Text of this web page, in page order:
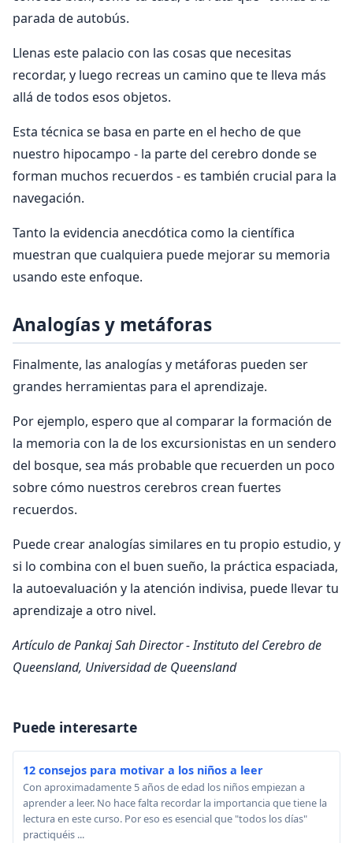
parada de autobús.
Llenas este palacio con las cosas que necesitas
recordar, y luego recreas un camino que te lleva más
allá de todos esos objetos.
Esta técnica se basa en parte en el hecho de que
nuestro hipocampo - la parte del cerebro donde se
forman muchos recuerdos - es también crucial para la
navegación.
Tanto la evidencia anecdótica como la científica
muestran que cualquiera puede mejorar su memoria
usando este enfoque.
Analogías y metáforas
Finalmente, las analogías y metáforas pueden ser
grandes herramientas para el aprendizaje.
Por ejemplo, espero que al comparar la formación de
la memoria con la de los excursionistas en un sendero
del bosque, sea más probable que recuerden un poco
sobre cómo nuestros cerebros crean fuertes
recuerdos.
Puede crear analogías similares en tu propio estudio, y
si lo combina con el buen sueño, la práctica espaciada,
la autoevaluación y la atención indivisa, puede llevar tu
aprendizaje a otro nivel.
Artículo de Pankaj SahDirector - Instituto del Cerebro de
Queensland, Universidad de Queensland
Puede interesarte
12 consejos para motivar a los niños a leer
Con aproximadamente 5 años de edad los niños empiezan a
aprender a leer. No hace falta recordar la importancia que tiene la
lectura en este curso. Por eso es esencial que "todos los días"
practiquéis ...